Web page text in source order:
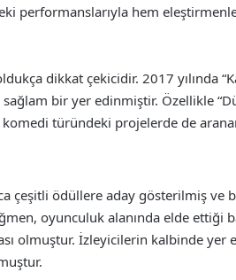
performanslarıyla hem
dikkat çekicidir. 2017 yılında
bir yer edinmiştir. Özellikle
türündeki projelerde de
çeşitli ödüllere aday gösterilmiş ve
oyunculuk alanında elde ettiği
olmuştur. İzleyicilerin kalbinde yer